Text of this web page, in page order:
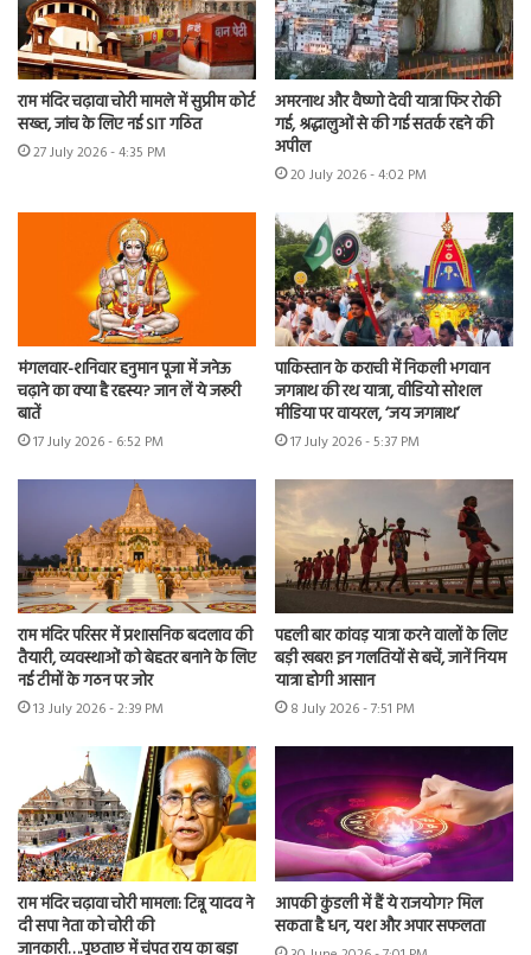
राम मंदिर चढ़ावा चोरी मामले में सुप्रीम कोर्ट
सख्त, जांच के लिए नई SIT गठित
27 July 2026 - 4:35 PM
अमरनाथ और वैष्णो देवी यात्रा फिर रोकी
गई, श्रद्धालुओं से की गई सतर्क रहने की
अपील
20 July 2026 - 4:02 PM
मंगलवार-शनिवार हनुमान पूजा में जनेऊ
चढ़ाने का क्या है रहस्य? जान लें ये जरूरी
बातें
17 July 2026 - 6:52 PM
पाकिस्तान के कराची में निकली भगवान
जगन्नाथ की रथ यात्रा, वीडियो सोशल
मीडिया पर वायरल, ‘जय जगन्नाथ’
17 July 2026 - 5:37 PM
राम मंदिर परिसर में प्रशासनिक बदलाव की
तैयारी, व्यवस्थाओं को बेहतर बनाने के लिए
नई टीमों के गठन पर जोर
13 July 2026 - 2:39 PM
पहली बार कांवड़ यात्रा करने वालों के लिए
बड़ी खबर! इन गलतियों से बचें, जानें नियम
यात्रा होगी आसान
8 July 2026 - 7:51 PM
राम मंदिर चढ़ावा चोरी मामला: टिन्नू यादव ने
दी सपा नेता को चोरी की
जानकारी….पूछताछ में चंपत राय का बड़ा
आपकी कुंडली में हैं ये राजयोग? मिल
सकता है धन, यश और अपार सफलता